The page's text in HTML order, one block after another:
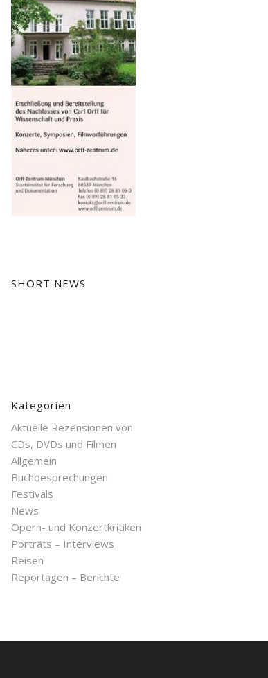
SHORT NEWS
Kategorien
Aktuelle Rezensionen von
CDs, DVDs und Filmen
Allgemein
Buchbesprechungen
Festivals
News
Opern- und Konzertkritiken
Porträts – Interviews
Reisen
Reportagen – Berichte